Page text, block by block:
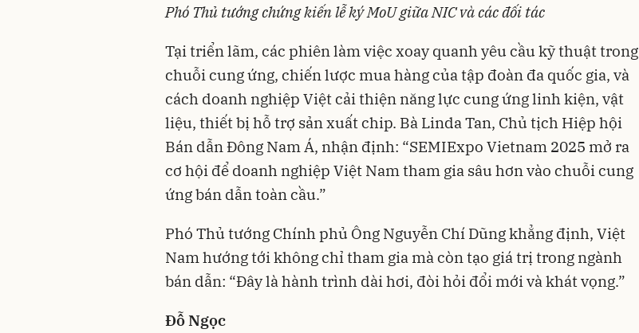
Phó Thủ tướng chứng kiến lễ ký MoU giữa NIC và các đối tác
Tại triển lãm, các phiên làm việc xoay quanh yêu cầu kỹ thuật trong
chuỗi cung ứng, chiến lược mua hàng của tập đoàn đa quốc gia, và
cách doanh nghiệp Việt cải thiện năng lực cung ứng linh kiện, vật
liệu, thiết bị hỗ trợ sản xuất chip. Bà Linda Tan, Chủ tịch Hiệp hội
Bán dẫn Đông Nam Á, nhận định: “SEMIExpo Vietnam 2025 mở ra
cơ hội để doanh nghiệp Việt Nam tham gia sâu hơn vào chuỗi cung
ứng bán dẫn toàn cầu.”
Phó Thủ tướng Chính phủ Ông Nguyễn Chí Dũng khẳng định, Việt
Nam hướng tới không chỉ tham gia mà còn tạo giá trị trong ngành
bán dẫn: “Đây là hành trình dài hơi, đòi hỏi đổi mới và khát vọng.”
Đỗ Ngọc